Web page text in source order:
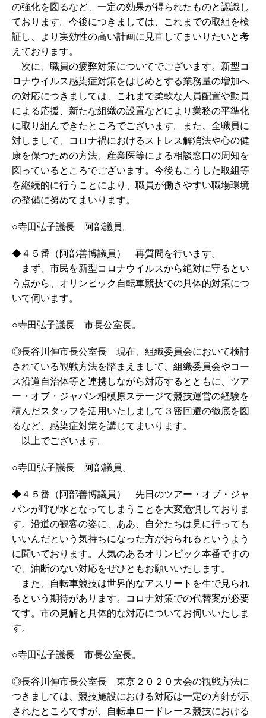
の強化を図るなど、一定の効果が得られたものと認識し
ております。今後につきましては、これまでの取組を検
証し、より実効性の高い計画に見直してまいりたいと考
えております。
次に、職員の疲弊対策についてでございます。新型コ
ロナウイルス感染症対策をはじめとする業務量の増加へ
の対応につきましては、これまで柔軟な人員配置や動員
による応援、新たな組織の設置などにより業務の平準化
に取り組んできたところでございます。また、全職員に
対しまして、コロナ禍におけるストレス解消法や心の健
康を保つための方法、産業医等による相談窓口の周知を
図っているところでございます。今後もこうした取組等
を継続的に行うことにより、職員が働きやすい職場環境
の整備に努めてまいります。
○寺田弘子議長 阿部議員。
◆４５番（阿部善博議員） 再質問を行います。
まず、市民を新型コロナウイルスから絶対に守るとい
う点から、オリンピック自転車競技での具体的対策につ
いて伺います。
○寺田弘子議長 市長公室長。
◎長谷川伸市長公室長 現在、組織委員会において検討
されている観戦方法を踏まえまして、組織委員会やコー
ス沿道自治体等と連携しながら対応するとともに、ツア
ー・オブ・ジャパン相模原ステージで競技運営の経験を
積んだスタッフを活用いたしまして３密回避の徹底を図
るなど、感染症対策を講じてまいります。
以上でございます。
○寺田弘子議長 阿部議員。
◆４５番（阿部善博議員） 先日のツアー・オブ・ジャ
パンが呼び水となってしまうことを大変危惧しておりま
す。沿道の観客の姿に、ああ、自分たちは見に行っても
いいんだという気持ちになった方がおられるというよう
に聞いております。人気のあるオリンピック本番ですの
で、油断のない対応をぜひともお願いいたします。
また、自転車競技は世界的なアスリートを生で見られ
るという期待があります。コロナ対策での代替案が必要
です。市の見解と具体的な対応についてお伺いいたしま
す。
○寺田弘子議長 市長公室長。
◎長谷川伸市長公室長 東京２０２０大会の観戦方法に
つきましては、競技施設における対応は一定の方針が示
されたところですが、自転車ロードレース競技における